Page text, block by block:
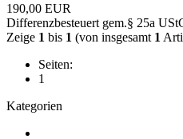
190,00 EUR
Differenzbesteuert gem.§ 25a
Zeige 1 bis 1 (von insgesamt 1
Seiten:
1
Kategorien